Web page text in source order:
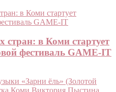
стран: в Коми стартует
фестиваль GAME-IT